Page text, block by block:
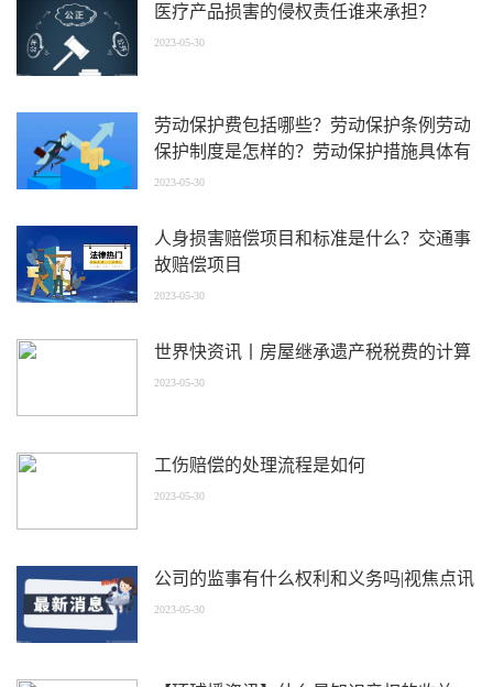
医疗产品损害的侵权责任谁来承担？
2023-05-30
劳动保护费包括哪些？劳动保护条例劳动
保护制度是怎样的？劳动保护措施具体有
哪些？
2023-05-30
人身损害赔偿项目和标准是什么？交通事
故赔偿项目
2023-05-30
世界快资讯丨房屋继承遗产税税费的计算
2023-05-30
工伤赔偿的处理流程是如何
2023-05-30
公司的监事有什么权利和义务吗|视焦点讯
2023-05-30